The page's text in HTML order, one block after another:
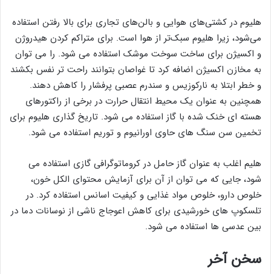
هلیوم در کشتی‌های هوایی و بالن‌های تجاری برای بالا رفتن استفاده
می‌شود، زیرا هلیوم سبک‌تر از هوا است. برای متراکم کردن هیدروژن
و اکسیژن برای ساخت سوخت موشک استفاده می شود. را می توان
به مخازن اکسیژن اضافه کرد تا غواصان بتوانند راحت تر نفس بکشند
و خطر ابتلا به نارکوزیس و سندرم عصبی پرفشار را کاهش دهند.
همچنین به عنوان یک محیط انتقال حرارت در برخی از راکتورهای
هسته ای خنک شده با گاز استفاده می شود. تاریخ گذاری هلیوم برای
تخمین سن سنگ های حاوی اورانیوم و توریم استفاده می شود.
هلیم اغلب به عنوان گاز حامل در کروماتوگرافی گازی استفاده می
شود، جایی که می توان از آن برای آزمایش محتوای الکل خون،
خلوص دارو، خلوص مواد غذایی و کیفیت اسانس استفاده کرد. در
تلسکوپ های خورشیدی برای کاهش اعوجاج ناشی از نوسانات دما در
بین عدسی ها استفاده می شود.
سخن آخر